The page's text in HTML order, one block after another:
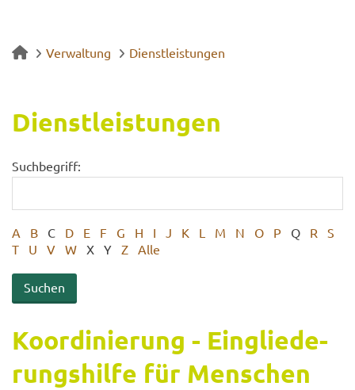
Verwaltung Dienstleistungen
Dienst­leis­tun­gen
Suchbegriff:
A B C D E F G H I J K L M N O P Q R
S
T
U V W X Y Z Alle
Ko­or­di­nie­rung - Ein­glie­de­
rungs­hil­fe für Men­schen